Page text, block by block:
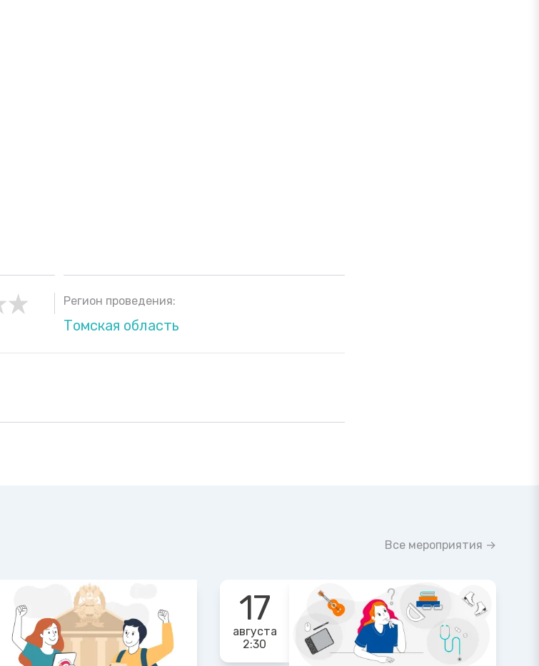
Регион проведения:
Томская область
Все мероприятия →
17
августа
2:30